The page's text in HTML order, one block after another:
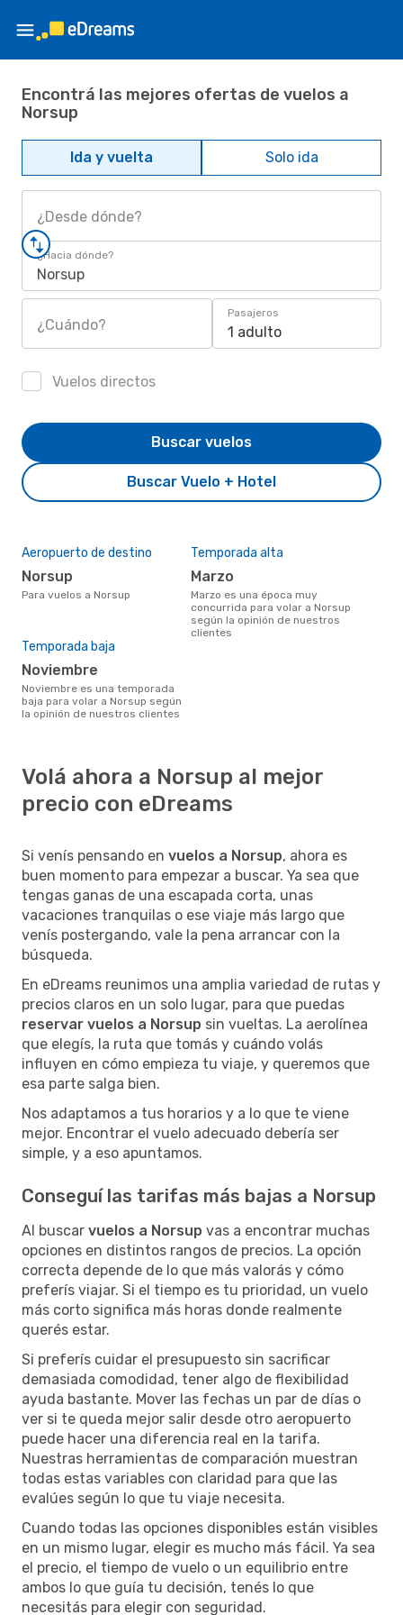
Encontrá las mejores ofertas de vuelos a
Norsup
Ida y vuelta Solo ida
¿Desde dónde?
¿Hacia dónde?
Norsup
¿Cuándo?
Pasajeros
1 adulto
Vuelos directos
Buscar Vuelo + Hotel
Buscar vuelos
Aeropuerto de destino
Norsup
Para vuelos a Norsup
Temporada alta
marzo
marzo es una época muy
concurrida para volar a Norsup
según la opinión de nuestros
clientes
Temporada baja
noviembre
noviembre es una temporada
baja para volar a Norsup según
la opinión de nuestros clientes
Volá ahora a Norsup al mejor
precio con eDreams
Si venís pensando en vuelos a Norsup, ahora es
buen momento para empezar a buscar. Ya sea que
tengas ganas de una escapada corta, unas
vacaciones tranquilas o ese viaje más largo que
venís postergando, vale la pena arrancar con la
búsqueda.
En eDreams reunimos una amplia variedad de rutas y
precios claros en un solo lugar, para que puedas
reservar vuelos a Norsup sin vueltas. La aerolínea
que elegís, la ruta que tomás y cuándo volás
influyen en cómo empieza tu viaje, y queremos que
esa parte salga bien.
Nos adaptamos a tus horarios y a lo que te viene
mejor. Encontrar el vuelo adecuado debería ser
simple, y a eso apuntamos.
Conseguí las tarifas más bajas a Norsup
Al buscar vuelos a Norsup vas a encontrar muchas
opciones en distintos rangos de precios. La opción
correcta depende de lo que más valorás y cómo
preferís viajar. Si el tiempo es tu prioridad, un vuelo
más corto significa más horas donde realmente
querés estar.
Si preferís cuidar el presupuesto sin sacrificar
demasiada comodidad, tener algo de flexibilidad
ayuda bastante. Mover las fechas un par de días o
ver si te queda mejor salir desde otro aeropuerto
puede hacer una diferencia real en la tarifa.
Nuestras herramientas de comparación muestran
todas estas variables con claridad para que las
evalúes según lo que tu viaje necesita.
Cuando todas las opciones disponibles están visibles
en un mismo lugar, elegir es mucho más fácil. Ya sea
el precio, el tiempo de vuelo o un equilibrio entre
ambos lo que guía tu decisión, tenés lo que
necesitás para elegir con seguridad.